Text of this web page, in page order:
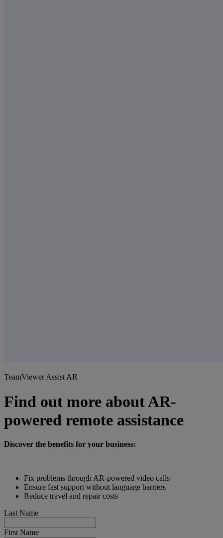
TeamViewer Assist AR
Find out more about AR-
powered remote assistance
Discover the benefits for your business:
Fix problems through AR-powered video calls
Ensure fast support without language barriers
Reduce travel and repair costs
Last Name
First Name